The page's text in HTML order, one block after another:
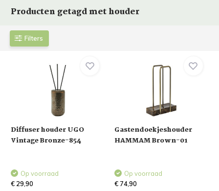
Producten getagd met houder
Filters
Diffuser houder UGO
Vintage Bronze-854
Op voorraad
€ 29,90
Gastendoekjeshouder
HAMMAM Brown-01
Op voorraad
€ 74,90